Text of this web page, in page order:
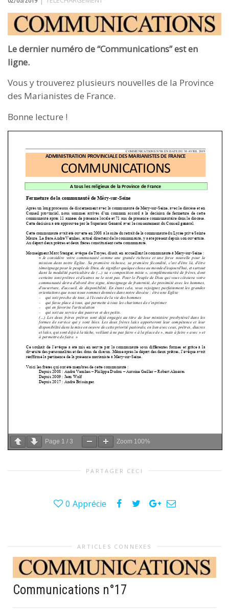
Le dernier numéro de “Communications” est en
ligne.
Vous y trouverez plusieurs nouvelles de la Province
des Marianistes de France.
Bonne lecture !
Page 1 / 3 Zoom 100%
PARTAGER CECI
0 Apprécie
ARTICLES CONNEXES
Communications n°17